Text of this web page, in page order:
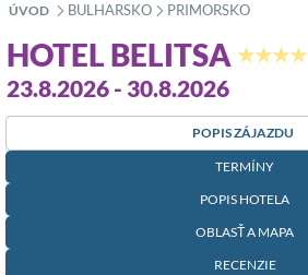
ÚVOD »
BULHARSKO »
PRIMORSKO
HOTEL BELITSA ★★★★
23.8.2026 - 30.8.2026
POPIS ZÁJAZDU
TERMÍNY
POPIS HOTELA
OBLASŤ A MAPA
RECENZIE